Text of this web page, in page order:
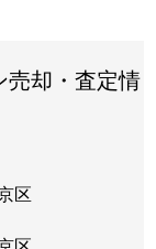
売却・査定情
区